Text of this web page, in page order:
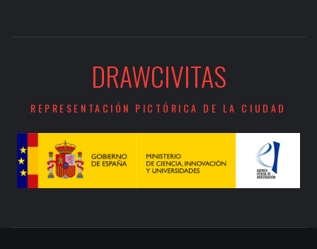
DRAWCIVITAS
REPRESENTACIÓN PICTÓRICA DE LA CIUDAD